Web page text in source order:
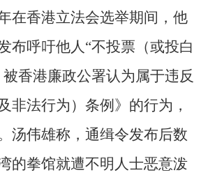
在香港立法会选举期间，他
布呼吁他人“不投票（或投白
香港廉政公署认为属于违反
非法行为）条例》的行为，
汤伟雄称，通缉令发布后数
的拳馆就遭不明人士恶意泼